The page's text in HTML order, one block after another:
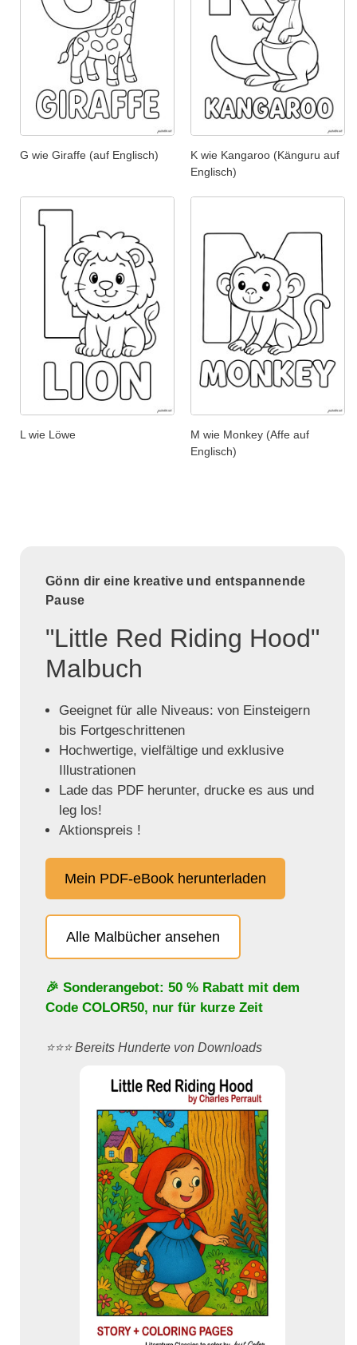
G wie Giraffe (auf Englisch)
K wie Kangaroo (Känguru auf
Englisch)
L wie Löwe
M wie Monkey (Affe auf
Englisch)
Gönn dir eine kreative und entspannende
Pause
"Little Red Riding Hood"
Malbuch
Geeignet für alle Niveaus: von Einsteigern
bis Fortgeschrittenen
Hochwertige, vielfältige und exklusive
Illustrationen
Lade das PDF herunter, drucke es aus und
leg los!
Aktionspreis !
Mein PDF-eBook herunterladen
Alle Malbücher ansehen
🎉 Sonderangebot: 50 % Rabatt mit dem
Code COLOR50, nur für kurze Zeit
⭐️⭐️⭐️ Bereits Hunderte von Downloads